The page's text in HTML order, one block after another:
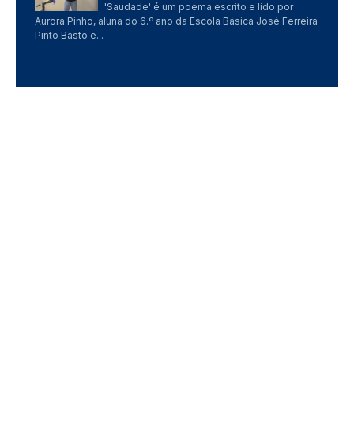
'Saudade' é um poema escrito e lido por
Aurora Pinho, aluna do 6.º ano da Escola Básica José Ferreira
Pinto Basto e...